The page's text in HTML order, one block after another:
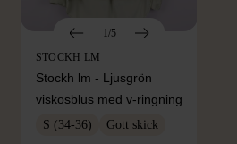
1/5
STOCKH LM
Stockh lm - Ljusgrön
viskosblus med v-ringning
S (34-36) Gott skick